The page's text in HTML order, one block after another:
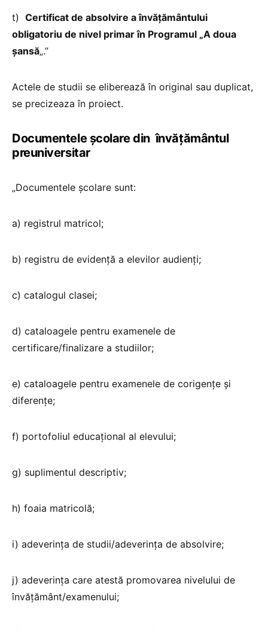
t) Certificat de absolvire a învăţământului
obligatoriu de nivel primar în Programul „A doua
şansă„.”
Actele de studii se eliberează în original sau duplicat,
se precizeaza în proiect.
Documentele şcolare din învăţământul
preuniversitar
„Documentele şcolare sunt:
a) registrul matricol;
b) registru de evidență a elevilor audienți;
c) catalogul clasei;
d) cataloagele pentru examenele de
certificare/finalizare a studiilor;
e) cataloagele pentru examenele de corigenţe şi
diferenţe;
f) portofoliul educaţional al elevului;
g) suplimentul descriptiv;
h) foaia matricolă;
i) adeverinţa de studii/adeverinţa de absolvire;
j) adeverinţa care atestă promovarea nivelului de
învăţământ/examenului;